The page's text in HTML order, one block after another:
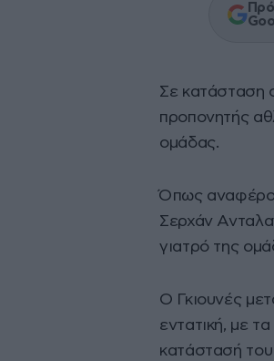
Σε κατάσταση
προπονητής
ομάδας.
Όπως
Σερχάν
γιατρό της
Ο Γκιουνές
εντατική, με
κατάστασή